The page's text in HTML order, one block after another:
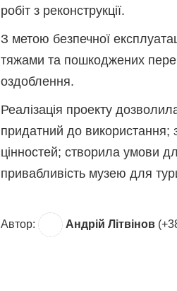
робіт з реконструкції.
З метою безпечної
тяжами та пошкоджених
оздоблення.
Реалізація проекту
придатний до використання;
цінностей; створила умови
привабливість музею для
Автор: Андрій Літвінов